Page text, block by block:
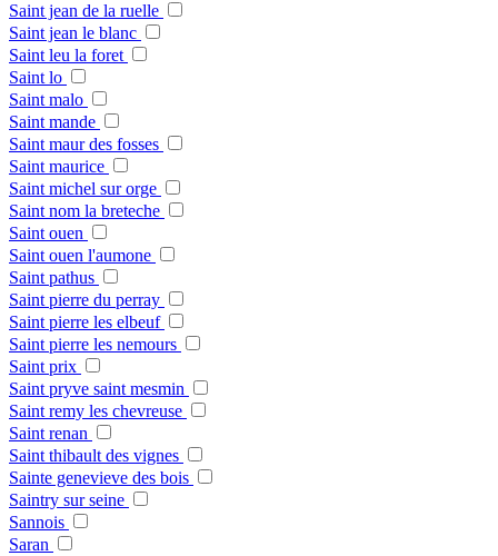
Saint jean de la ruelle
Saint jean le blanc
Saint leu la foret
Saint lo
Saint malo
Saint mande
Saint maur des fosses
Saint maurice
Saint michel sur orge
Saint nom la breteche
Saint ouen
Saint ouen l'aumone
Saint pathus
Saint pierre du perray
Saint pierre les elbeuf
Saint pierre les nemours
Saint prix
Saint pryve saint mesmin
Saint remy les chevreuse
Saint renan
Saint thibault des vignes
Sainte genevieve des bois
Saintry sur seine
Sannois
Saran